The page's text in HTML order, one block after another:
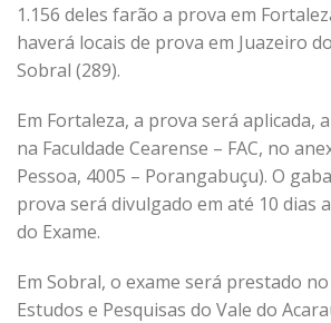
1.156 deles farão a prova em
haverá locais de prova em Juazeiro
Sobral (289).
Em Fortaleza, a prova será aplicada,
na Faculdade Cearense – FAC, no
Pessoa, 4005 – Porangabuçu). O
prova será divulgado em até 10 dias
do Exame.
Em Sobral, o exame será prestado
Estudos e Pesquisas do Vale do